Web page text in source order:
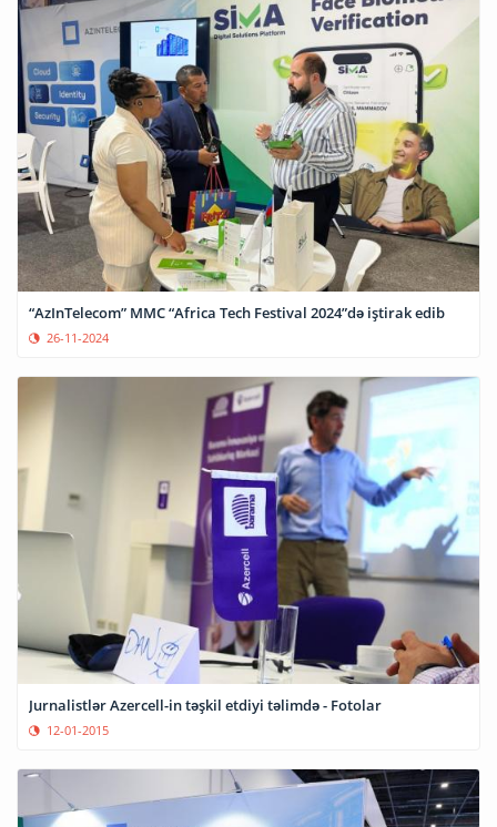
“AzInTelecom” MMC “Africa Tech Festival 2024”də iştirak edib
26-11-2024
Jurnalistlər Azercell-in təşkil etdiyi təlimdə - Fotolar
12-01-2015